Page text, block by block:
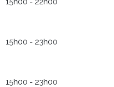
15h00 - 23h00
15h00 - 23h00